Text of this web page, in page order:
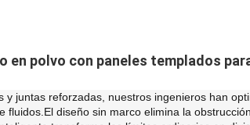
en polvo con paneles templados
juntas reforzadas, nuestros ingenieros han
diseño sin marco elimina la